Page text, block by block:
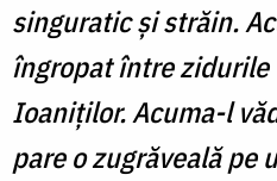
singuratic și străin.
îngropat între zidurile
Ioaniților. Acuma-l
pare o zugrăveală pe